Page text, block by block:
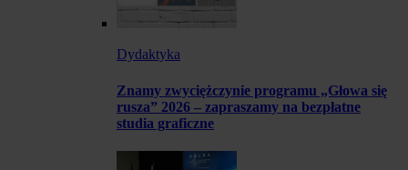
Dydaktyka
Znamy zwyciężczynie programu „Głowa się
rusza” 2026 – zapraszamy na bezpłatne
studia graficzne